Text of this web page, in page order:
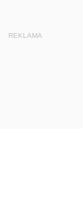
REKLAMA